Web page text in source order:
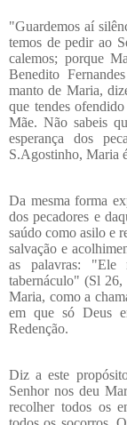
"Guardemos aí
temos de pedir ao
calemos; porque
Benedito
manto de Maria,
que tendes
Mãe. Não sabeis
esperança dos
S.Agostinho, Maria
Da mesma forma
dos pecadores e
saúdo como asilo e
salvação e
as palavras: "Ele
tabernáculo" (Sl 26,
Maria, como a
em que só Deus
Redenção.
Diz a este
Senhor nos deu
recolher todos os